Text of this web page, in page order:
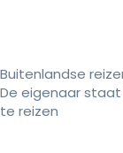
Buitenlandse
De eigenaar
te reizen